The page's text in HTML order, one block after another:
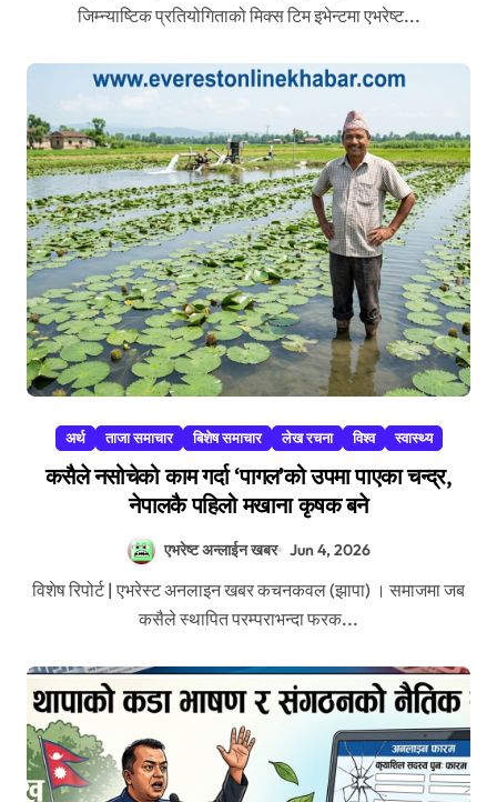
जिम्न्याष्टिक प्रतियोगिताको मिक्स टिम इभेन्टमा एभरेष्ट...
अर्थ ताजा समाचार बिशेष समाचार लेख रचना विश्व स्वास्थ्य
कसैले नसोचेको काम गर्दा ‘पागल’को उपमा पाएका चन्द्र,
नेपालकै पहिलो मखाना कृषक बने
एभरेष्ट अन्लाईन खबर Jun 4, 2026
विशेष रिपोर्ट | एभरेस्ट अनलाइन खबर कचनकवल (झापा) । समाजमा जब
कसैले स्थापित परम्पराभन्दा फरक...